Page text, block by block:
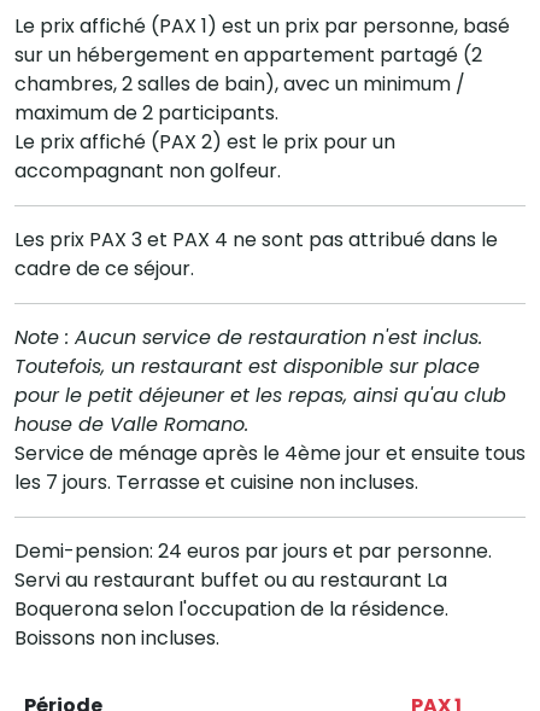
Le prix affiché (PAX 1) est un prix par personne, basé
sur un hébergement en appartement partagé (2
chambres, 2 salles de bain), avec un minimum /
maximum de 2 participants.
Le prix affiché (PAX 2) est le prix pour un
accompagnant non golfeur.
Les prix PAX 3 et PAX 4 ne sont pas attribué dans le
cadre de ce séjour.
Note : Aucun service de restauration n'est inclus.
Toutefois, un restaurant est disponible sur place
pour le petit déjeuner et les repas, ainsi qu'au club
house de Valle Romano.
Service de ménage après le 4ème jour et ensuite tous
les 7 jours. Terrasse et cuisine non incluses.
Demi-pension: 24 euros par jours et par personne.
Servi au restaurant buffet ou au restaurant La
Boquerona selon l'occupation de la résidence.
Boissons non incluses.